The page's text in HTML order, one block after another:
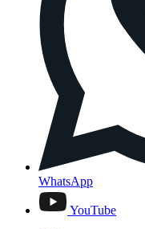
WhatsApp
YouTube